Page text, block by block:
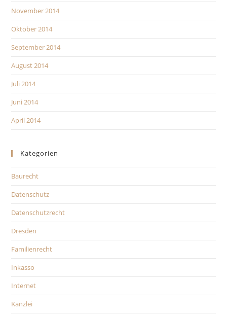
November 2014
Oktober 2014
September 2014
August 2014
Juli 2014
Juni 2014
April 2014
Kategorien
Baurecht
Datenschutz
Datenschutzrecht
Dresden
Familienrecht
Inkasso
Internet
Kanzlei